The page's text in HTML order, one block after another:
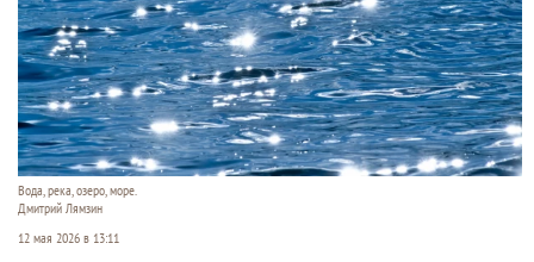
Вода, река, озеро, море.
Дмитрий Лямзин
12 мая 2026 в 13:11